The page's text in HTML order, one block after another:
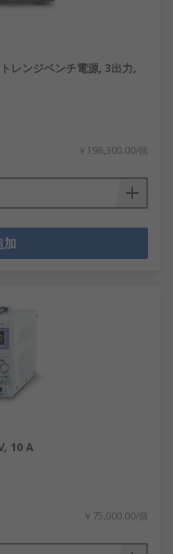
ンジベンチ電源, 3出力,
￥198,300.00/個
加
10 A
￥75,000.00/個